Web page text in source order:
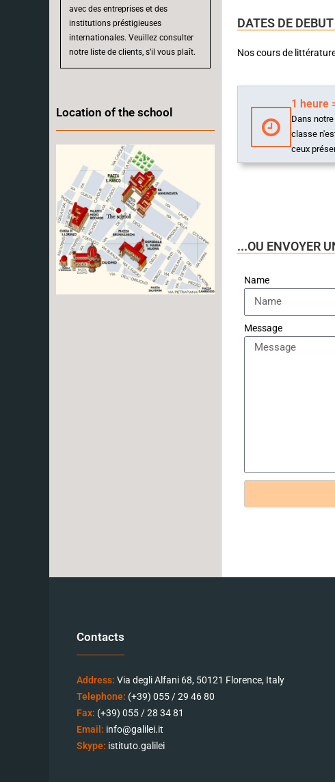
avec des entreprises et des
institutions préstigieuses
internationales. Veuillez consulter
notre liste de clients, s’il vous plaît.
Location of the school
DATES DE
Nos cours de
1 heure
Dans
classe
ceux
...OU ENVOYER
Name
Message
Contacts
Address: Via degli Alfani 68, 50121 Florence, Italy
Telephone: (+39) 055 / 29 46 80
Fax: (+39) 055 / 28 34 81
Email: info@galilei.it
Skype: istituto.galilei